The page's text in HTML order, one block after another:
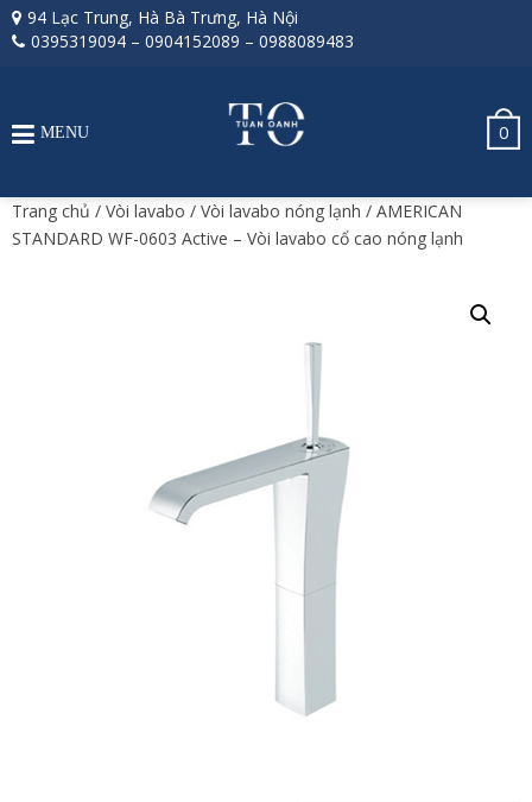
94 Lạc Trung, Hà Bà Trưng, Hà Nội
0395319094 – 0904152089 – 0988089483
0
MENU
Trang chủ / Vòi lavabo / Vòi lavabo nóng lạnh / AMERICAN
STANDARD WF-0603 Active – Vòi lavabo cổ cao nóng lạnh